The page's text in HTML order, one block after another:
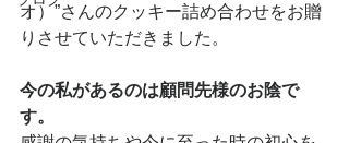
オ）”さんのクッキー詰め合わせをお贈
りさせていただきました。
今の私があるのは顧問先様のお陰で
す。